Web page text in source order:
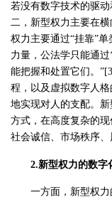
若没有数字技术的驱
二，新型权力主要在
权力主要通过“挂靠”
力量，公法学只能通
能把握和处置它们。
程，以及虚拟数字人
地实现对人的支配。
方式，在高度复杂的
社会诚信、市场秩序、
2.新型权力的数字
一方面，新型权